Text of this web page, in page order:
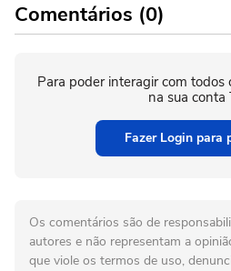
Comentários (0)
Para poder interagir com todos
na sua conta
Fazer Login para
Os comentários são de
autores e não representam a
que viole os termos de uso,